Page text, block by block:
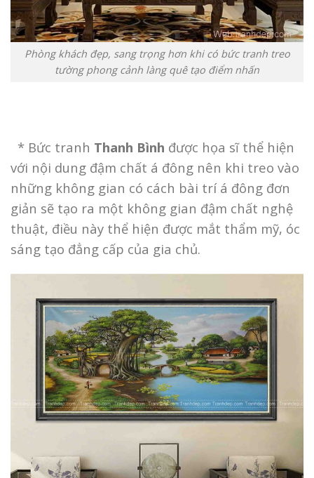
Phòng khách đẹp, sang trọng hơn khi có bức tranh treo
tường phong cảnh làng quê tạo điểm nhấn
* Bức tranh Thanh Bình được họa sĩ thể hiện
với nội dung đậm chất á đông nên khi treo vào
những không gian có cách bài trí á đông đơn
giản sẽ tạo ra một không gian đậm chất nghệ
thuật, điều này thể hiện được mắt thẩm mỹ, óc
sáng tạo đẳng cấp của gia chủ.